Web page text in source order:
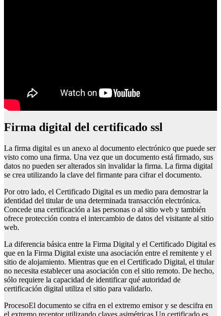
firma digital del certificado ssl
La firma digital es un anexo al documento electrónico que puede ser
visto como una firma. Una vez que un documento está firmado, sus
datos no pueden ser alterados sin invalidar la firma. La firma digital
se crea utilizando la clave del firmante para cifrar el documento.
Por otro lado, el Certificado Digital es un medio para demostrar la
identidad del titular de una determinada transacción electrónica.
Concede una certificación a las personas o al sitio web y también
ofrece protección contra el intercambio de datos del visitante al sitio
web.
La diferencia básica entre la Firma Digital y el Certificado Digital es
que en la Firma Digital existe una asociación entre el remitente y el
sitio de alojamiento. Mientras que en el Certificado Digital, el titular
no necesita establecer una asociación con el sitio remoto. De hecho,
sólo requiere la capacidad de identificar qué autoridad de
certificación digital utiliza el sitio para validarlo.
ProcesoEl documento se cifra en el extremo emisor y se descifra en
el extremo receptor utilizando claves asimétricas.Un certificado es